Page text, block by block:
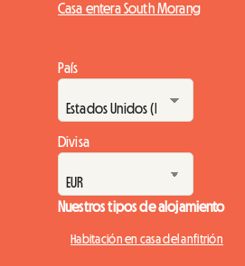
Casa entera South Morang
País
Divisa
Nuestros tipos de alojamiento
Habitación en casa del anfitrión